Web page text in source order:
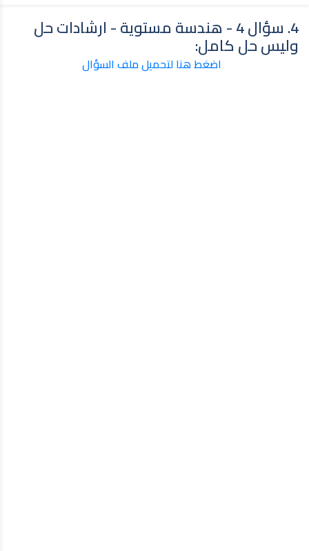
4. سؤال 4 - هندسة مستوية - ارشادات حل
وليس حل كامل:
اضغط هنا لتحميل ملف السؤال